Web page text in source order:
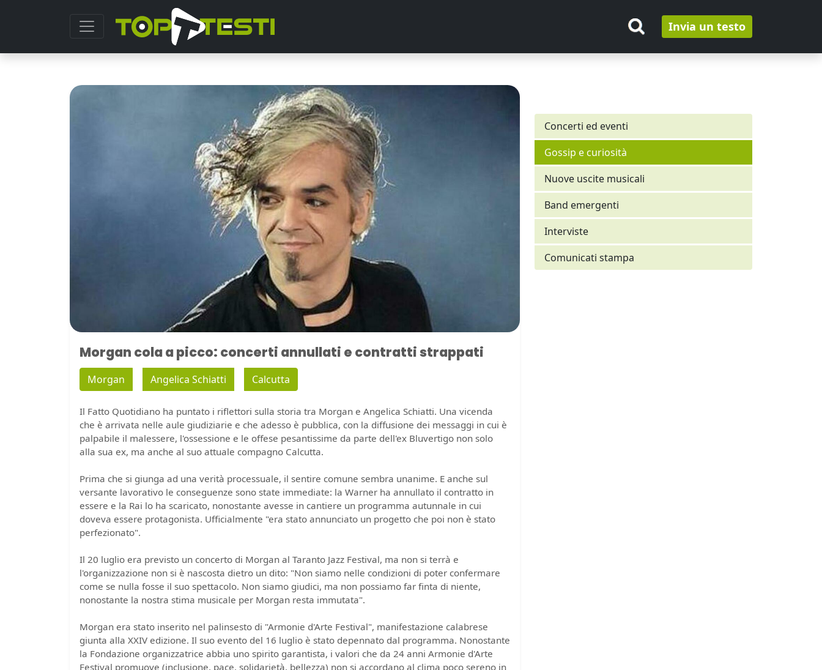
Invia un testo
Morgan cola a picco: concerti annullati e contratti strappati
Morgan Angelica Schiatti Calcutta
Il Fatto Quotidiano ha puntato i riflettori sulla storia tra Morgan e Angelica Schiatti. Una vicenda
che è arrivata nelle aule giudiziarie e che adesso è pubblica, con la diffusione dei messaggi in cui è
palpabile il malessere, l'ossessione e le offese pesantissime da parte dell'ex Bluvertigo non solo
alla sua ex, ma anche al suo attuale compagno Calcutta.
Prima che si giunga ad una verità processuale, il sentire comune sembra unanime. E anche sul
versante lavorativo le conseguenze sono state immediate: la Warner ha annullato il contratto in
essere e la Rai lo ha scaricato, nonostante avesse in cantiere un programma autunnale in cui
doveva essere protagonista. Ufficialmente "era stato annunciato un progetto che poi non è stato
perfezionato".
Il 20 luglio era previsto un concerto di Morgan al Taranto Jazz Festival, ma non si terrà e
l'organizzazione non si è nascosta dietro un dito: "Non siamo nelle condizioni di poter confermare
come se nulla fosse il suo spettacolo. Non siamo giudici, ma non possiamo far finta di niente,
nonostante la nostra stima musicale per Morgan resta immutata".
Morgan era stato inserito nel palinsesto di "Armonie d'Arte Festival", manifestazione calabrese
giunta alla XXIV edizione. Il suo evento del 16 luglio è stato depennato dal programma. Nonostante
la Fondazione organizzatrice abbia uno spirito garantista, i valori che da 24 anni Armonie d'Arte
Festival promuove (inclusione, pace, solidarietà, bellezza) non si accordano al clima poco sereno in
Concerti ed eventi
Gossip e curiosità
Nuove uscite musicali
Band emergenti
Interviste
Comunicati stampa